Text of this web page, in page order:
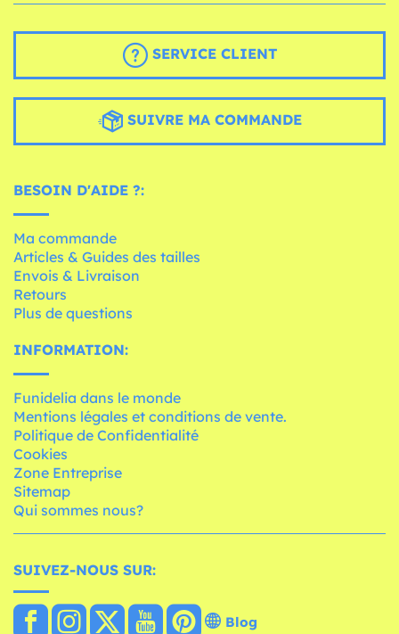
SERVICE CLIENT
SUIVRE MA COMMANDE
BESOIN D'AIDE ?:
Ma commande
Articles & Guides des tailles
Envois & Livraison
Retours
Plus de questions
INFORMATION:
Funidelia dans le monde
Mentions légales et conditions de vente.
Politique de Confidentialité
Cookies
Zone Entreprise
Sitemap
Qui sommes nous?
SUIVEZ-NOUS SUR:
Blog